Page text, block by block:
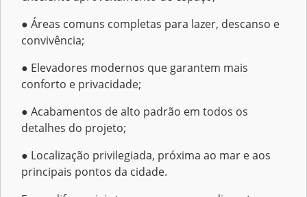
● Áreas comuns completas para lazer, descanso e
convivência;
● Elevadores modernos que garantem mais
conforto e privacidade;
● Acabamentos de alto padrão em todos os
detalhes do projeto;
● Localização privilegiada, próxima ao mar e aos
principais pontos da cidade.